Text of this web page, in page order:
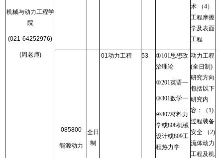
机械与动力工程学
院
(021-64252976)
(周老师)
术 （4）
工程摩擦
学及表面
工程
085800
能源动力
全日
制
01动力工程 53 ①101思想政
治理论
②201英语一
③301数学一
④807材料力
学或808机械
设计或809工
程热力学
动力工程
(全日制 )
研究方向
包括以下
研究内
容：（ 1)
过程装备
安全 （2)
流体动力
工程及机